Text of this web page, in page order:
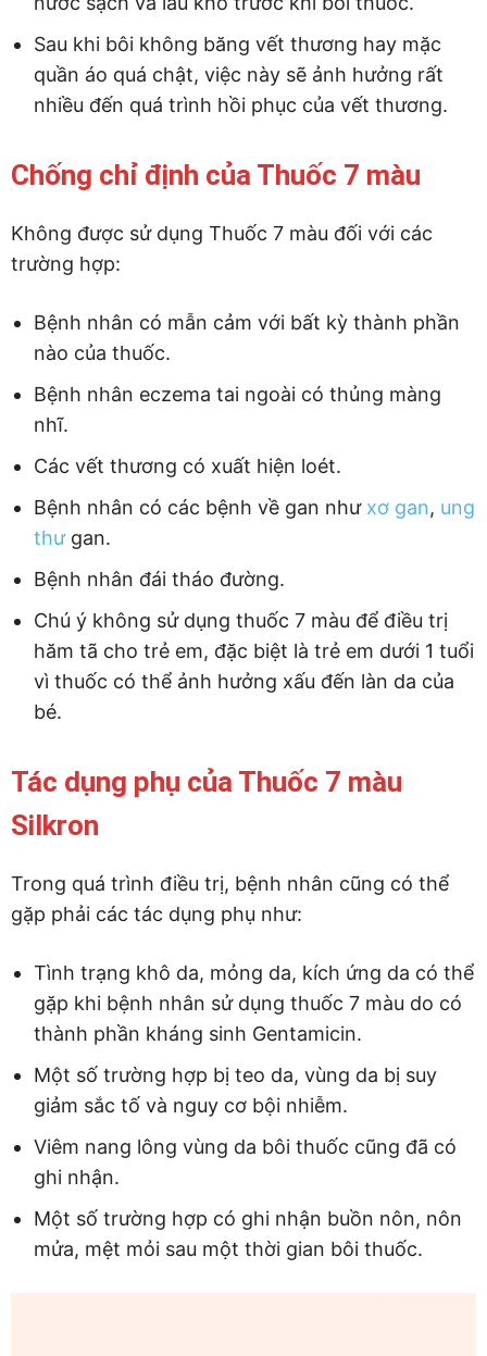
Sau khi bôi không băng vết thương hay mặc
quần áo quá chật, việc này sẽ ảnh hưởng rất
nhiều đến quá trình hồi phục của vết thương.
Chống chỉ định của Thuốc 7 màu
Không được sử dụng Thuốc 7 màu đối với các
trường hợp:
Bệnh nhân có mẫn cảm với bất kỳ thành phần
nào của thuốc.
Bệnh nhân eczema tai ngoài có thủng màng
nhĩ.
Các vết thương có xuất hiện loét.
Bệnh nhân có các bệnh về gan như xơ gan, ung
thưgan.
Bệnh nhân đái tháo đường.
Chú ý không sử dụng thuốc 7 màu để điều trị
hăm tã cho trẻ em, đặc biệt là trẻ em dưới 1 tuổi
vì thuốc có thể ảnh hưởng xấu đến làn da của
bé.
Tác dụng phụ của Thuốc 7 màu
Silkron
Trong quá trình điều trị, bệnh nhân cũng có thể
gặp phải các tác dụng phụ như:
Tình trạng khô da, mỏng da, kích ứng da có thể
gặp khi bệnh nhân sử dụng thuốc 7 màu do có
thành phần kháng sinh Gentamicin.
Một số trường hợp bị teo da, vùng da bị suy
giảm sắc tố và nguy cơ bội nhiễm.
Viêm nang lông vùng da bôi thuốc cũng đã có
ghi nhận.
Một số trường hợp có ghi nhận buồn nôn, nôn
mửa, mệt mỏi sau một thời gian bôi thuốc.